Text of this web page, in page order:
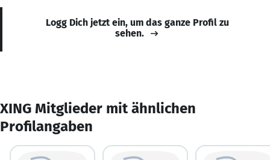
Logg Dich jetzt ein, um das ganze Profil zu
sehen.
XING Mitglieder mit ähnlichen
Profilangaben